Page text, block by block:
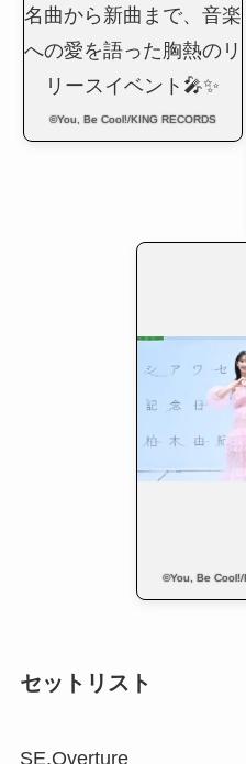
©You, Be Cool!/KING RECORDS
©You, Be Cool!/
セットリスト
SE.Overture